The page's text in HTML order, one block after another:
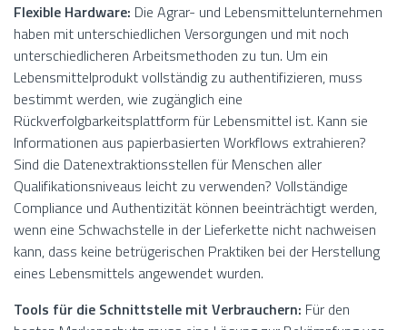
Flexible Hardware: Die Agrar- und Lebensmittelunternehmen
haben mit unterschiedlichen Versorgungen und mit noch
unterschiedlicheren Arbeitsmethoden zu tun. Um ein
Lebensmittelprodukt vollständig zu authentifizieren, muss
bestimmt werden, wie zugänglich eine
Rückverfolgbarkeitsplattform für Lebensmittel ist. Kann sie
Informationen aus papierbasierten Workflows extrahieren?
Sind die Datenextraktionsstellen für Menschen aller
Qualifikationsniveaus leicht zu verwenden? Vollständige
Compliance und Authentizität können beeinträchtigt werden,
wenn eine Schwachstelle in der Lieferkette nicht nachweisen
kann, dass keine betrügerischen Praktiken bei der Herstellung
eines Lebensmittels angewendet wurden.
Tools für die Schnittstelle mit Verbrauchern: Für den